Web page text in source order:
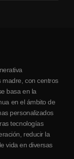
madre, con centros
basa en la
en el ámbito de
personalizados
tecnologías
reducir la
vida en diversas